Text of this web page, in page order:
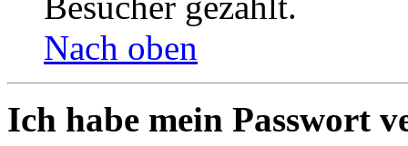
Nach oben
Ich habe mein Passwort